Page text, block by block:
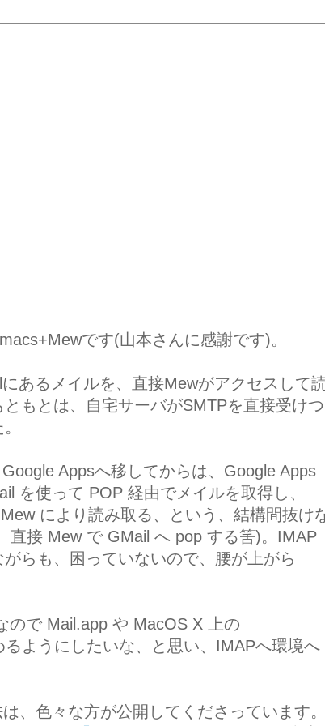
です(山本さんに感謝です)。
あるメイルを、直接Mewがアクセスして
もとは、自宅サーバがSMTPを直接受けつ
Appsへ移してからは、Google Apps
を使って POP 経由でメイルを取得し、
により読み取る、という、結構間抜け
直接 Mew で GMail へ pop する筈)。IMAP
らも、困っていないので、腰が上がら
ので Mail.app や MacOS X 上の
ようにしたいな、と思い、IMAPへ環境へ
、色々な方が公開してくださっています。